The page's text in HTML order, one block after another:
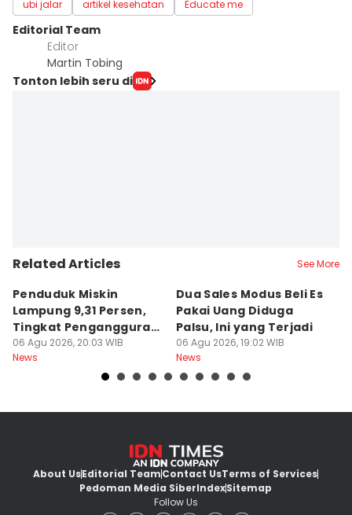
ubi jalar artikel kesehatan Educate me
Editorial Team
Editor
Martin Tobing
Tonton lebih seru di
Related Articles See More
Penduduk Miskin
Lampung 9,31 Persen,
Tingkat Pengangguran
Terbuka Naik
06 Agu 2026, 20:03 WIB
News
Dua Sales Modus Beli Es
Pakai Uang Diduga
Palsu, Ini yang Terjadi
06 Agu 2026, 19:02 WIB
News
About UsEditorial TeamContact UsTerms of Services
Pedoman Media SiberIndexSitemap
Follow Us